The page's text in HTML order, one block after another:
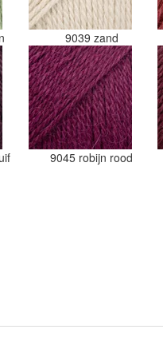
9039 zand
9045 robijn rood